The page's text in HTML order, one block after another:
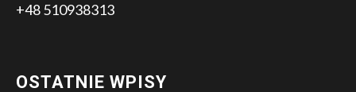
+48 510938313
OSTATNIE WPISY